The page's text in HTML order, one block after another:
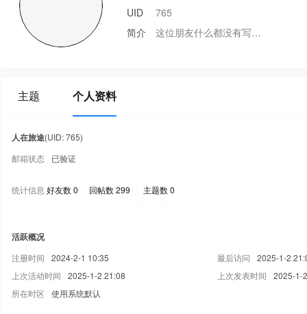
UID
765
简介
这位朋友什么都没有写…
主题 个人资料
人在旅途(UID: 765)
邮箱状态
已验证
统计信息 好友数 0 回帖数 299 主题数 0
活跃概况
注册时间 2024-2-1 10:35 最后访问
2025-1-2
上次活动时间
2025-1-2 21:08 上次发表时间
2025-1-
所在时区
使用系统默认